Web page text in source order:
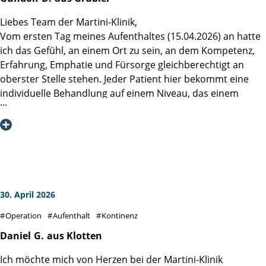
Sozialarbeit. Durch meine beruflichen Erfahrungen ist es
mir ein Bedürfnis zu sagen, dass die Leistung ihrer Klinik
organisatorisch und inhaltlich ein bundesweites Leitbild
sein sollte.
Ich wünschen Ihnen, dass sie diesen erfolgreichen Weg
weiter gehen können und bitte Sie, meinen Dank an das
weiterzuleiten.
Liebes Team der Martini-Klinik,
Vom ersten Tag meines Aufenthaltes (15.04.2026) an hatte
ich das Gefühl, an einem Ort zu sein, an dem Kompetenz,
Erfahrung, Emphatie und Fürsorge gleichberechtigt an
oberster Stelle stehen. Jeder Patient hier bekommt eine
individuelle Behandlung auf einem Niveau, das einem
vergessen macht, in einem Krankenhaus zu sein, welches
straff durchorganisiert ist. Die Gespräche mit dem
aussprechen. Es war zwar nicht wie zu Hause, aber alle
Und dies schließt auch die Personen mit ein, welche für das
tägliche Essen und die Reinigung des Zimmers zuständig
30. April 2026
Operation Aufenthalt Kontinenz
Daniel G. aus Klotten
Ich möchte mich von Herzen bei der Martini-Klinik